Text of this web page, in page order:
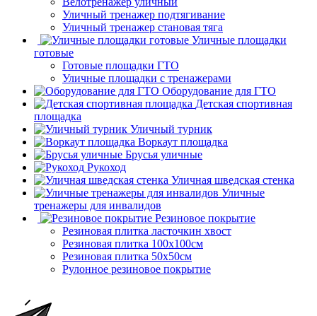
Уличный тренажер подтягивание
Уличный тренажер становая тяга
Уличные площадки
готовые
Готовые площадки ГТО
Уличные площадки с тренажерами
Оборудование для ГТО
Детская спортивная
площадка
Уличный турник
Воркаут площадка
Брусья уличные
Рукоход
Уличная шведская стенка
Уличные
тренажеры для инвалидов
Резиновое покрытие
Резиновая плитка ласточкин хвост
Резиновая плитка 100х100см
Резиновая плитка 50х50см
Рулонное резиновое покрытие